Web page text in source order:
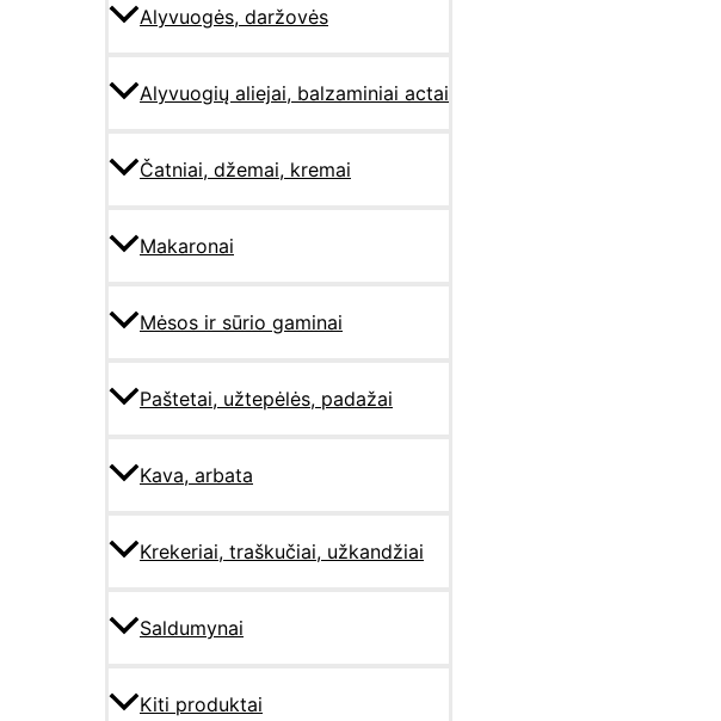
Alyvuogės, daržovės
Alyvuogių aliejai, balzaminiai actai
Čatniai, džemai, kremai
Makaronai
Mėsos ir sūrio gaminai
Paštetai, užtepėlės, padažai
Kava, arbata
Krekeriai, traškučiai, užkandžiai
Saldumynai
Kiti produktai